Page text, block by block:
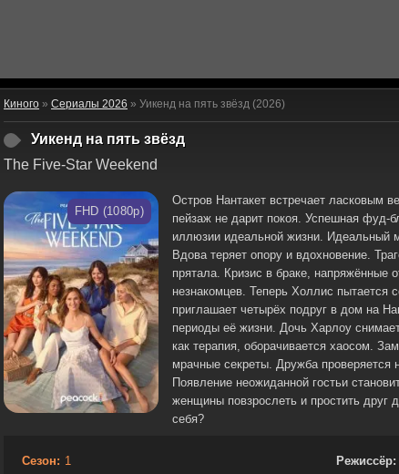
Киного » Сериалы 2026 » Уикенд на пять звёзд (2026)
Уикенд на пять звёзд
The Five-Star Weekend
FHD (1080p)
Остров Нантакет встречает ласковым
пейзаж не дарит покоя. Успешная фуд-
иллюзии идеальной жизни. Идеальный
Вдова теряет опору и вдохновение.
прятала. Кризис в браке, напряжённые
незнакомцев. Теперь Холлис пытается
приглашает четырёх подруг в дом на
периоды её жизни. Дочь Харлоу
как терапия, оборачивается хаосом.
мрачные секреты. Дружба проверяется
Появление неожиданной гостьи
женщины повзрослеть и простить друг
себя?
Сезон: 1
Режиссёр: